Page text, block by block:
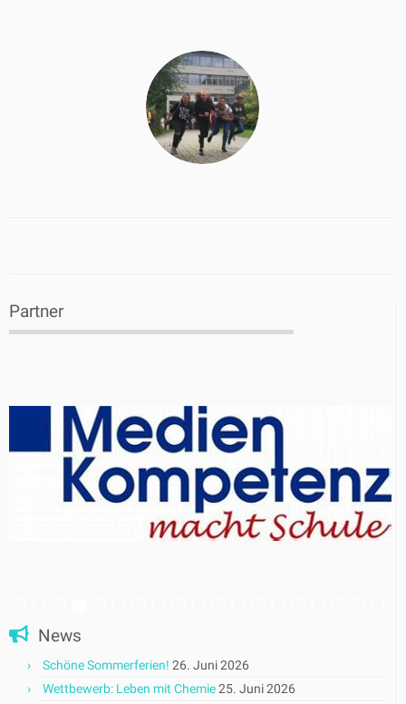
Partner
News
Schöne Sommerferien! 26. Juni 2026
Wettbewerb: Leben mit Chemie25. Juni 2026